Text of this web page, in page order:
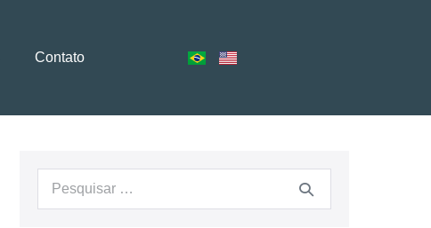
Contato